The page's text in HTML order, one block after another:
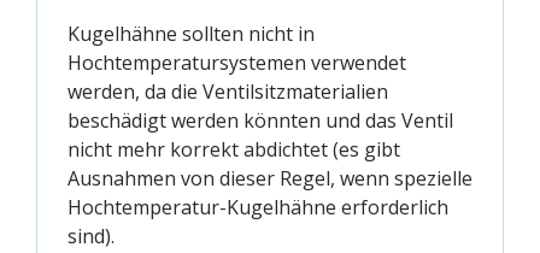
Kugelhähne sollten nicht in
Hochtemperatursystemen verwendet
werden, da die Ventilsitzmaterialien
beschädigt werden könnten und das Ventil
nicht mehr korrekt abdichtet (es gibt
Ausnahmen von dieser Regel, wenn spezielle
Hochtemperatur-Kugelhähne erforderlich
sind).